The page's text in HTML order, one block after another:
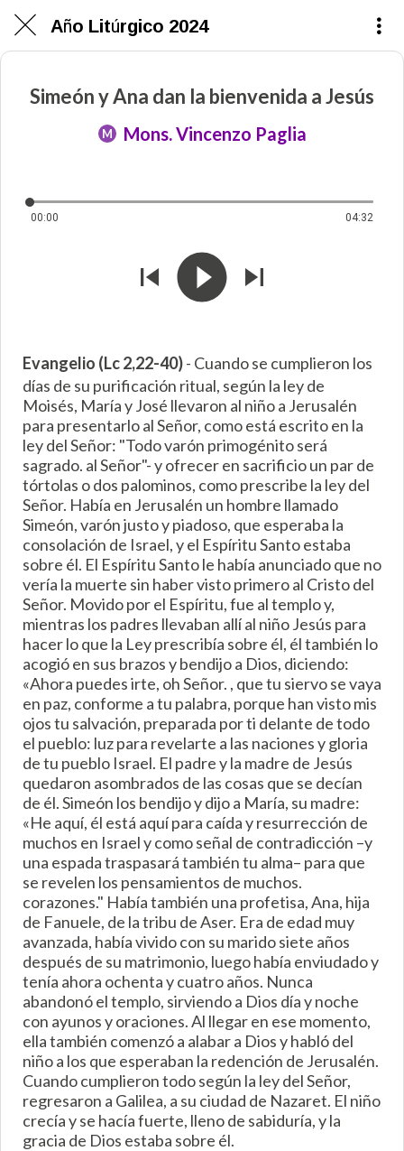
Año Litúrgico 2024
Simeón y Ana dan la bienvenida a Jesús
M Mons. Vincenzo Paglia
00:00 04:32
Evangelio (Lc 2,22-40)- Cuando se cumplieron los
días de su purificación ritual, según la ley de
Moisés, María y José llevaron al niño a Jerusalén
para presentarlo al Señor, como está escrito en la
ley del Señor: "Todo varón primogénito será
sagrado. al Señor"- y ofrecer en sacrificio un par de
tórtolas o dos palominos, como prescribe la ley del
Señor. Había en Jerusalén un hombre llamado
Simeón, varón justo y piadoso, que esperaba la
consolación de Israel, y el Espíritu Santo estaba
sobre él. El Espíritu Santo le había anunciado que no
vería la muerte sin haber visto primero al Cristo del
Señor. Movido por el Espíritu, fue al templo y,
mientras los padres llevaban allí al niño Jesús para
hacer lo que la Ley prescribía sobre él, él también lo
acogió en sus brazos y bendijo a Dios, diciendo:
«Ahora puedes irte, oh Señor. , que tu siervo se vaya
en paz, conforme a tu palabra, porque han visto mis
ojos tu salvación, preparada por ti delante de todo
el pueblo: luz para revelarte a las naciones y gloria
de tu pueblo Israel. El padre y la madre de Jesús
quedaron asombrados de las cosas que se decían
de él. Simeón los bendijo y dijo a María, su madre:
«He aquí, él está aquí para caída y resurrección de
muchos en Israel y como señal de contradicción –y
una espada traspasará también tu alma– para que
se revelen los pensamientos de muchos.
corazones." Había también una profetisa, Ana, hija
de Fanuele, de la tribu de Aser. Era de edad muy
avanzada, había vivido con su marido siete años
después de su matrimonio, luego había enviudado y
tenía ahora ochenta y cuatro años. Nunca
abandonó el templo, sirviendo a Dios día y noche
con ayunos y oraciones. Al llegar en ese momento,
ella también comenzó a alabar a Dios y habló del
niño a los que esperaban la redención de Jerusalén.
Cuando cumplieron todo según la ley del Señor,
regresaron a Galilea, a su ciudad de Nazaret. El niño
crecía y se hacía fuerte, lleno de sabiduría, y la
gracia de Dios estaba sobre él.